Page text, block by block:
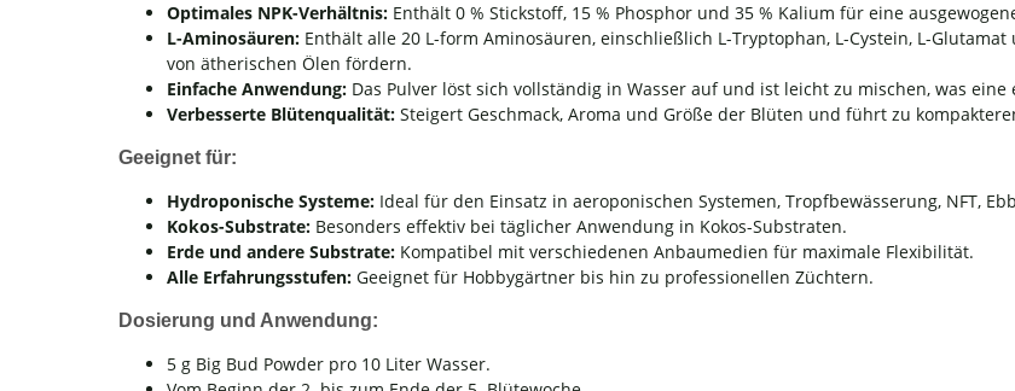
Optimales NPK-Verhältnis: Enthält 0 % Stickstoff, 15 % Phosphor und 35 % Kalium für eine
L-Aminosäuren: Enthält alle 20 L-form Aminosäuren, einschließlich L-Tryptophan, L-Cystein, L-
von ätherischen Ölen fördern.
Einfache Anwendung: Das Pulver löst sich vollständig in Wasser auf und ist leicht zu mischen, was
Verbesserte Blütenqualität: Steigert Geschmack, Aroma und Größe der Blüten und führt zu
Geeignet für:
Hydroponische Systeme: Ideal für den Einsatz in aeroponischen Systemen, Tropfbewässerung, NFT,
Kokos-Substrate: Besonders effektiv bei täglicher Anwendung in Kokos-Substraten.
Erde und andere Substrate: Kompatibel mit verschiedenen Anbaumedien für maximale Flexibilität.
Alle Erfahrungsstufen: Geeignet für Hobbygärtner bis hin zu professionellen Züchtern.
Dosierung und Anwendung:
5 g Big Bud Powder pro 10 Liter Wasser.